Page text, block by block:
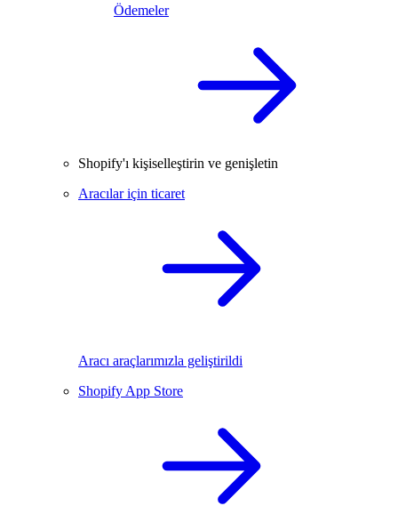
Ödemeler
Shopify'ı kişiselleştirin ve genişletin
Aracılar için ticaret
Aracı araçlarımızla geliştirildi
Shopify App Store